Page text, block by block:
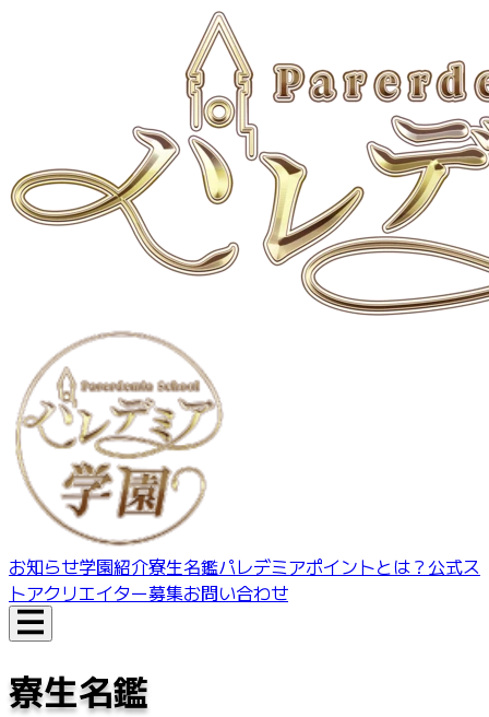
お知らせ学園紹介寮生名鑑パレデミアポイントとは？ 公式ス
トアクリエイター募集お問い合わせ
寮生名鑑